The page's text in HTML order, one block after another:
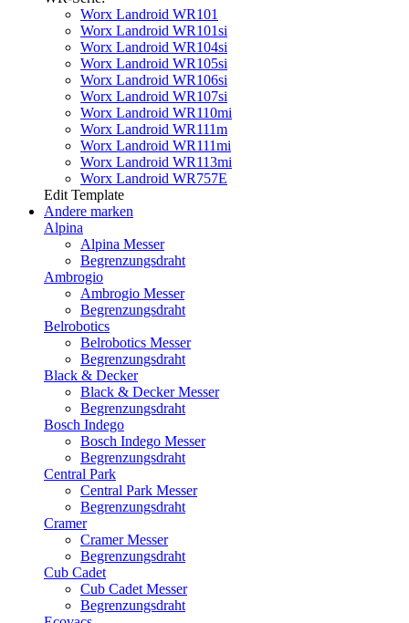
Worx Landroid WR101
Worx Landroid WR101si
Worx Landroid WR104si
Worx Landroid WR105si
Worx Landroid WR106si
Worx Landroid WR107si
Worx Landroid WR110mi
Worx Landroid WR111m
Worx Landroid WR111mi
Worx Landroid WR113mi
Worx Landroid WR757E
Edit Template
Andere marken
Alpina
Alpina Messer
Begrenzungsdraht
Ambrogio
Ambrogio Messer
Begrenzungsdraht
Belrobotics
Belrobotics Messer
Begrenzungsdraht
Black & Decker
Black & Decker Messer
Begrenzungsdraht
Bosch Indego
Bosch Indego Messer
Begrenzungsdraht
Central Park
Central Park Messer
Begrenzungsdraht
Cramer
Cramer Messer
Begrenzungsdraht
Cub Cadet
Cub Cadet Messer
Begrenzungsdraht